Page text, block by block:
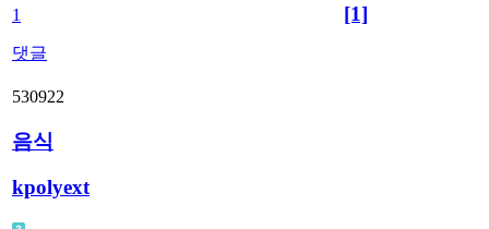
1
댓글
[1]
530922
음식
kpolyext